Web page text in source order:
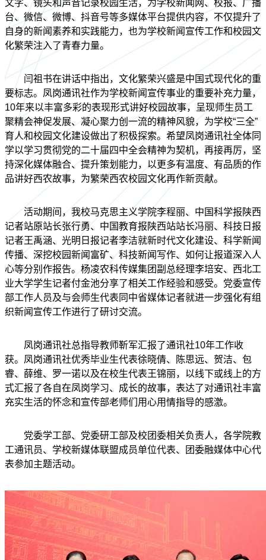
文字、镜头和声音记录校园生活，为学校新闻网、校报、广播
台、微信、微博、抖音号等多媒体平台提供内容，不仅提升了
自身的新闻素养和实践能力，也为学校新闻宣传工作和校园文
化繁荣注入了青春力量。
闫祖书在讲话中指出，文化繁荣兴盛是中国式现代化的重
要标志。凤岗通讯社作为学校新闻宣传事业的重要补充力量，
10年来以丰富多彩的表现形式讲好校园故事，呈现师生员工
聚精会神促发展、凝心聚力创一流的精神风貌，为学校“三全”
育人和校园文化建设做出了积极探索。希望凤岗通讯社全体同
学以学习贯彻党的二十届四中全会精神为契机，再接再厉，坚
持深化媒体融合、提升策划能力，以更多有温度、有品质的作
品讲好西农故事，为繁荣西农校园文化再作新贡献。
活动期间，我校马克思主义学院李程丽、中国科学报陕西
记者站原站长张行勇、中国教育报陕西站站长冯丽、科技日报
记者王禹涵、光明日报记者李洁就新时代文化建设、科学新闻
传播、深挖校园新闻富矿、科技新闻写作、如何让报道深入人
心等分别作报告。杨凌农科传媒集团副总经理李培安、西北工
业大学学生记者付金池分享了相关工作经验和感受。党委宣传
部工作人员及与会师生代表同中省媒体记者就进一步强化有组
织新闻宣传工作进行了研讨交流。
凤岗通讯社总指导教师靳军汇报了通讯社10年工作收
获。凤岗通讯社优秀毕业生代表徐晓倩、陈思远、贺洁、包
睿、薛维、罗一诺以及在校生代表王锦丽，以线下或线上的方
式汇报了各自在凤岗学习、成长的故事，表达了对通讯社丰富
充实生活的怀念和宣传部老师们用心用情指导的感激。
党委学工部、党委研工部及校团委相关负责人，各学院教
工通讯员、学校新媒体联盟成员单位代表、团委融媒体中心代
表参加主题活动。